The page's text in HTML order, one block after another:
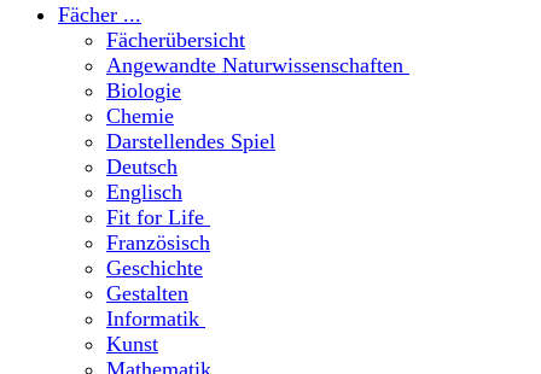
Fächer ...
Fächerübersicht
Angewandte Naturwissenschaften
Biologie
Chemie
Darstellendes Spiel
Deutsch
Englisch
Fit for Life
Französisch
Geschichte
Gestalten
Informatik
Kunst
Mathematik